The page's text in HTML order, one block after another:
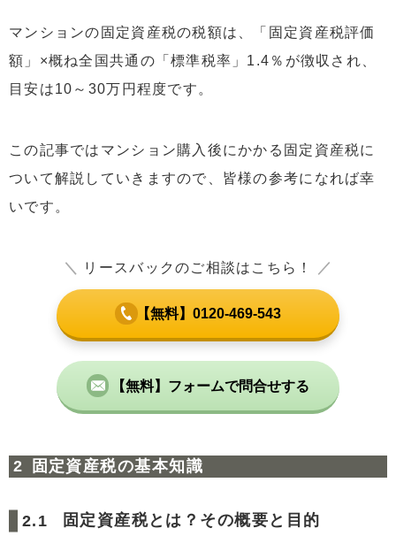
マンションの固定資産税の税額は、「固定資産税評価
額」×概ね全国共通の「標準税率」1.4％が徴収され、
目安は10～30万円程度です。
この記事ではマンション購入後にかかる固定資産税に
ついて解説していきますので、皆様の参考になれば幸
いです。
＼ リースバックのご相談はこちら！ ／
【無料】0120-469-543
【無料】フォームで問合せする
固定資産税の基本知識
固定資産税とは？その概要と目的